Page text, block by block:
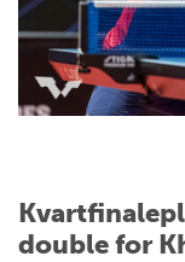
double for